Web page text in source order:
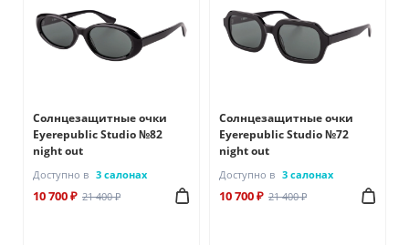
Солнцезащитные очки
Eyerepublic Studio №82
night out
Доступно в 3 салонах
10 700 ₽ 21 400 ₽
Солнцезащитные очки
Eyerepublic Studio №72
night out
Доступно в 3 салонах
10 700 ₽ 21 400 ₽